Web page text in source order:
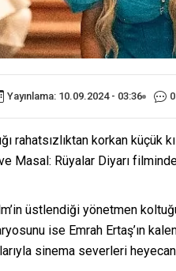
Yayınlama: 10.09.2024 - 03:36 0
rahatsızlıktan korkan küçük
ve Masal: Rüyalar Diyarı
üstlendiği yönetmen
ise Emrah Ertaş’ın
sinema severleri